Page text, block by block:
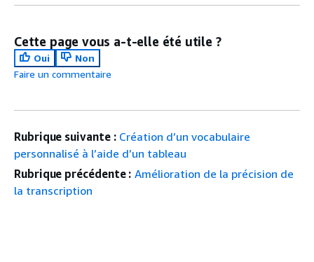
Cette page vous a-t-elle été utile ?
Oui
Non
Faire un commentaire
Rubrique suivante : Création d’un vocabulaire
personnalisé à l’aide d’un tableau
Rubrique précédente : Amélioration de la précision de
la transcription